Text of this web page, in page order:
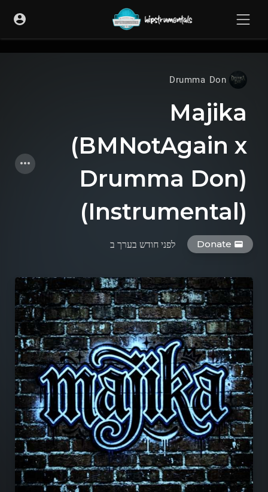
Drumma Don
Majika
(BMNotAgain x
Drumma Don)
(Instrumental)
לפני חודש בערך ב